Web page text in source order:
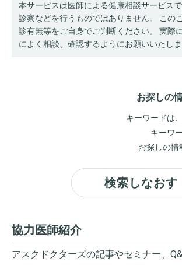
本サービスは医師による健康相談サービス
診察などを行うものではありません。 この
診有無等をご自身でご判断ください。 実際
によく相談、確認するようにお願いいたし
お探しの
キーワードは
キーワ
お探しの情
検索しなおす
協力医師紹介
アスクドクターズの記事やセミナー、